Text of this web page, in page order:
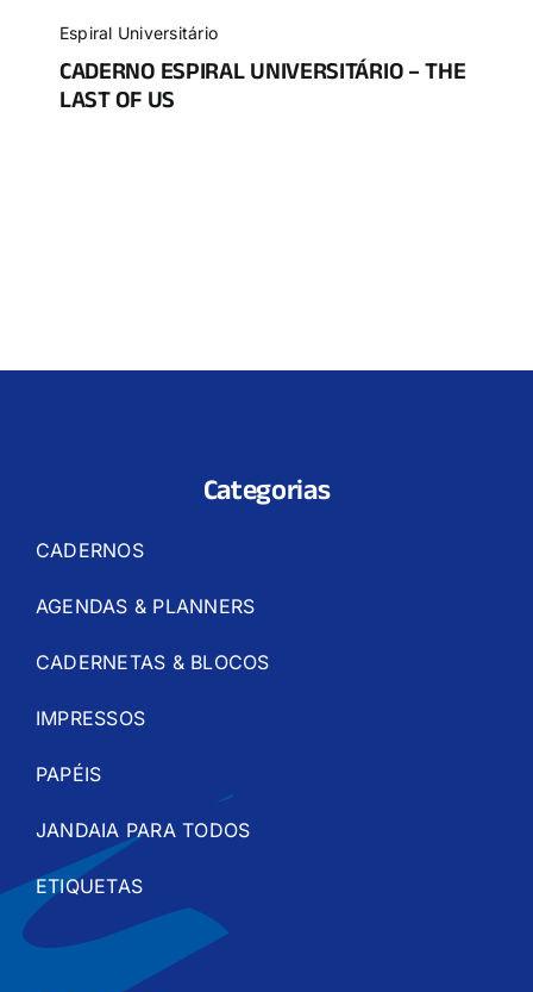
Espiral Universitário
CADERNO ESPIRAL UNIVERSITÁRIO – THE
LAST OF US
Categorias
CADERNOS
AGENDAS & PLANNERS
CADERNETAS & BLOCOS
IMPRESSOS
PAPÉIS
JANDAIA PARA TODOS
ETIQUETAS